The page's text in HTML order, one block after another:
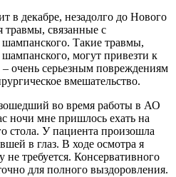
в декабре, незадолго до Нового
травмы, связанные с
Такие травмы,
шампанского, могут привезти к
очень серьезным повреждениям
вмешательство.
во время работы в АО
ночи мне пришлось ехать на
стола. У пациента произошла
в глаз. В ходе осмотра я
не требуется. Консервативного
для полного выздоровления.